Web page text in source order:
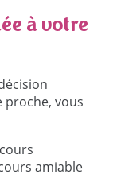
à votre
proche, vous
amiable